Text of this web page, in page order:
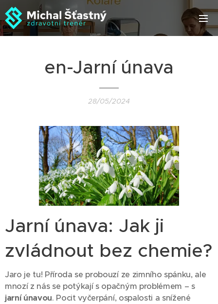
en-Jarní únava
28/05/2024
Jarní únava: Jak ji
zvládnout bez chemie?
Jaro je tu! Příroda se probouzí ze zimního spánku, ale
mnozí z nás se potýkají s opačným problémem – s
jarní únavou. Pocit vyčerpání, ospalosti a snížené